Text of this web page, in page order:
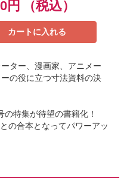
円 （税込）
カートに入れる
ター、漫画家、アニメー
の役に立つ寸法資料の決
特集が待望の書籍化！
の合本となってパワーアッ